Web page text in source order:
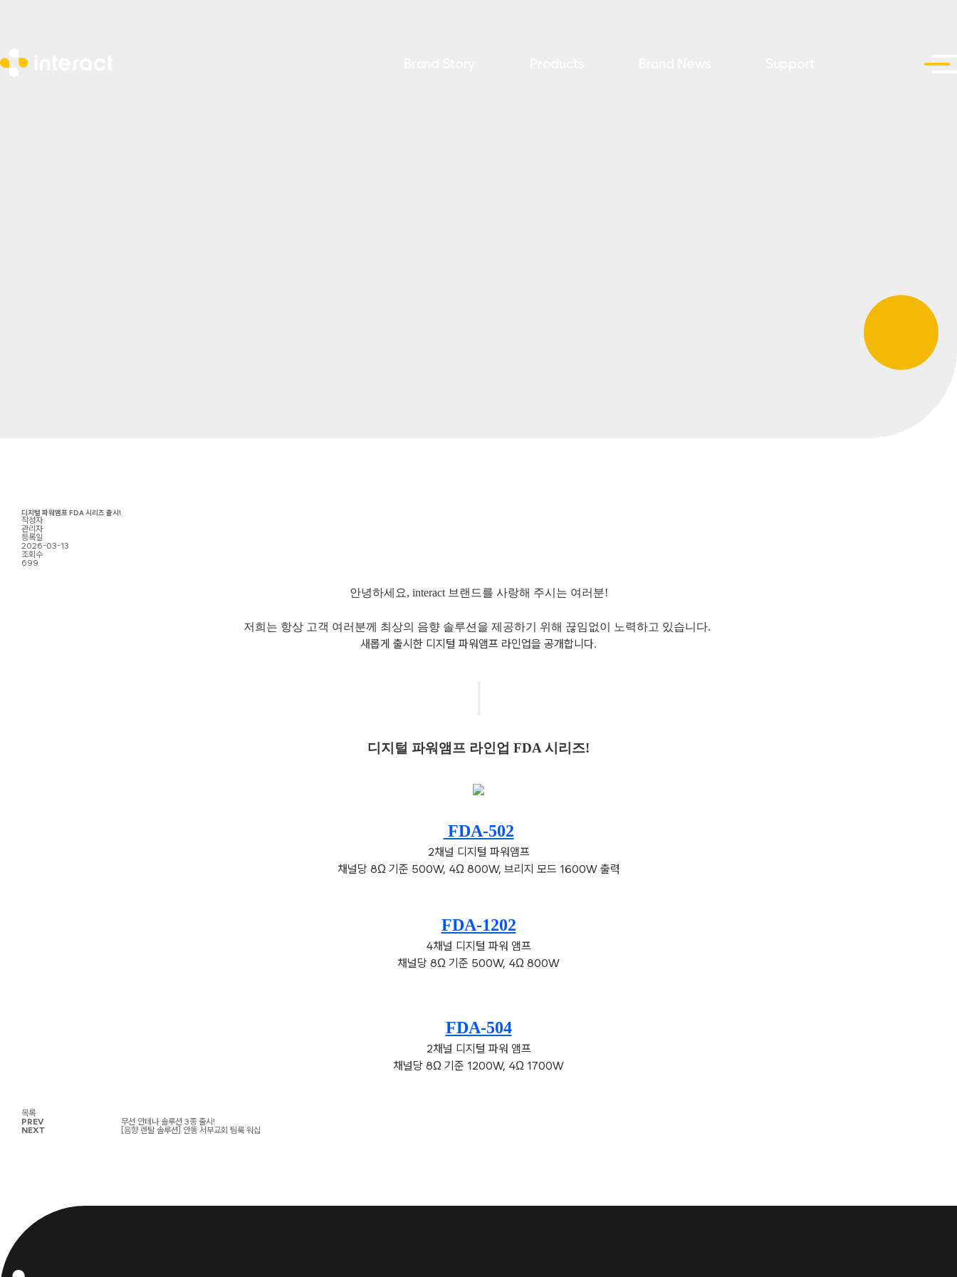
디지털 파워앰프 FDA 시리즈 출시!
작성자
관리자
등록일
2026-03-13
조회수
699
안녕하세요, interact 브랜드를 사랑해 주시는 여러분!
저희는 항상 고객 여러분께 최상의 음향 솔루션을 제공하기 위해 끊임없이 노력하고 있습니다.
새롭게 출시한 디지털 파워앰프 라인업을 공개합니다.
디지털 파워앰프 라인업 FDA 시리즈!
FDA-502
2채널 디지털 파워앰프
채널당 8Ω 기준 500W, 4Ω 800W, 브리지 모드 1600W 출력
FDA-1202
4채널 디지털 파워 앰프
채널당 8Ω 기준 500W, 4Ω 800W
FDA-504
2채널 디지털 파워 앰프
채널당 8Ω 기준 1200W, 4Ω 1700W
목록
PREV
무선 안테나 솔루션 3종 출시!
NEXT
[음향 렌탈 솔루션] 안동 서부교회 팀룩 워십